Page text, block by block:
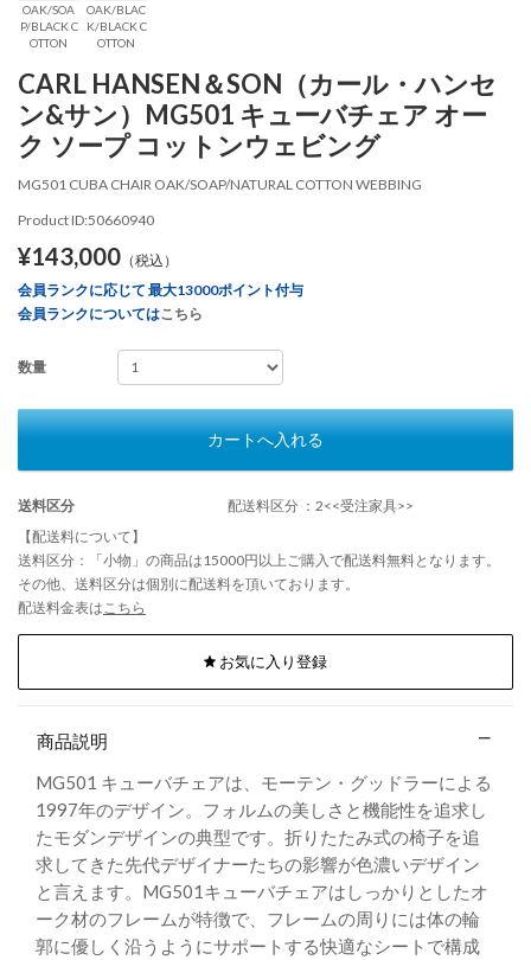
OAK/SOA
P/BLACK C
OTTON
OAK/BLAC
K/BLACK C
OTTON
CARL HANSEN＆SON（カール・ハンセ
ン&サン）MG501 キューバチェア オー
ク ソープ コットンウェビング
MG501 CUBA CHAIR OAK/SOAP/NATURAL COTTON WEBBING
Product ID:50660940
¥143,000 （税込）
会員ランクに応じて 最大13000ポイント付与
会員ランクについてはこちら
数量
カートへ入れる
送料区分
配送料区分 ：2<<受注家具>>
【配送料について】
送料区分：「小物」の商品は15000円以上ご購入で配送料無料となります。
その他、送料区分は個別に配送料を頂いております。
配送料金表は こちら
お気に入り登録
商品説明
MG501 キューバチェアは、モーテン・グッドラーによる
1997年のデザイン。フォルムの美しさと機能性を追求し
たモダンデザインの典型です。折りたたみ式の椅子を追
求してきた先代デザイナーたちの影響が色濃いデザイン
と言えます。MG501キューバチェアはしっかりとしたオ
ーク材のフレームが特徴で、フレームの周りには体の輪
郭に優しく沿うようにサポートする快適なシートで構成